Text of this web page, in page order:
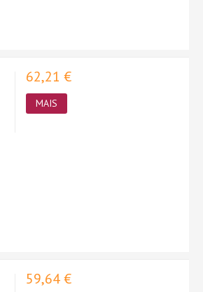
62,21 €
MAIS
59,64 €